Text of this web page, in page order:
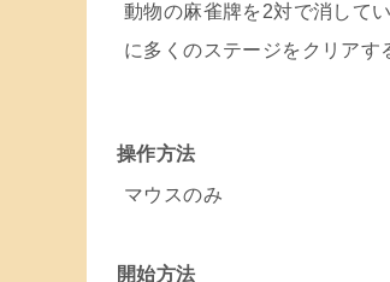
動物の麻雀牌を2対で消して
に多くのステージをクリアす
操作方法
マウスのみ
開始方法